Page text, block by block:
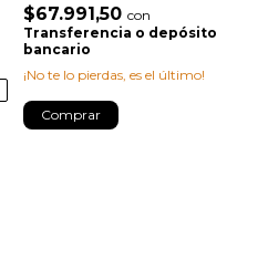
$67.991,50 con
Transferencia o depósito
bancario
¡No te lo pierdas, es el último!
Comprar